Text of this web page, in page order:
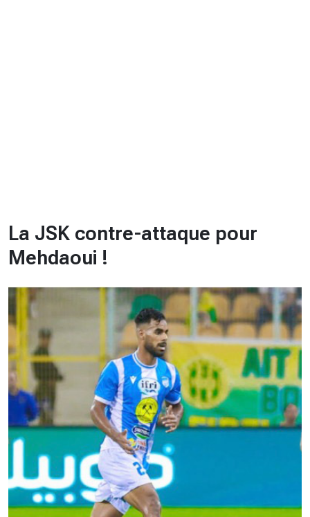
La JSK contre-attaque pour
Mehdaoui !